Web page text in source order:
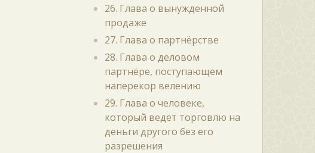
26. Глава о вынужденной
продаже
27. Глава о партнёрстве
28. Глава о деловом
партнёре, поступающем
наперекор велению
29. Глава о человеке,
который ведёт торговлю на
деньги другого без его
разрешения